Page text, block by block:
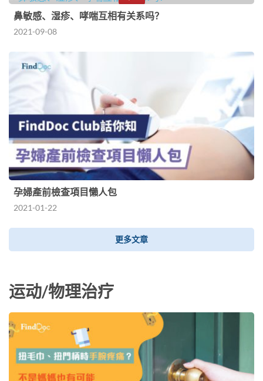
鼻敏感、湿疹、哮喘互相有关系吗？
2021-09-08
孕婦產前檢查項目懶人包
2021-01-22
更多文章
运动/物理治疗